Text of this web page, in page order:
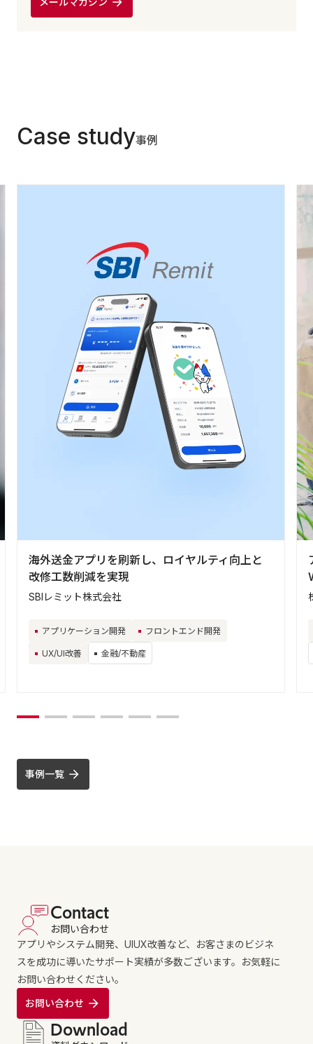
Case study事例
海外送金アプリを刷新し、ロイヤルティ向上と
改修工数削減を実現
SBIレミット株式会社
アプリケーション開発 フロントエンド開発
UX/UI改善 金融/不動産
事例一覧
Contact
お問い合わせ
アプリやシステム開発、UIUX改善など、お客さまのビジネ
スを成功に導いたサポート実績が多数ございます。お気軽に
お問い合わせください。
お問い合わせ
Download